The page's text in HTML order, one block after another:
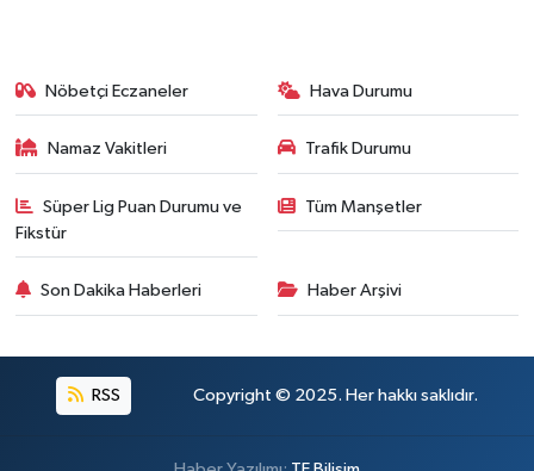
Nöbetçi Eczaneler Hava Durumu
Namaz Vakitleri Trafik Durumu
Süper Lig Puan Durumu ve
Fikstür
Tüm Manşetler
Son Dakika Haberleri Haber Arşivi
RSS Copyright © 2025. Her hakkı saklıdır.